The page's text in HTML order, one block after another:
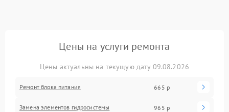
Цены на услуги ремонта
Цены актуальны на текущую дату 09.08.2026
Ремонт блока питания 665 р
Замена элементов гидросистемы 965 р